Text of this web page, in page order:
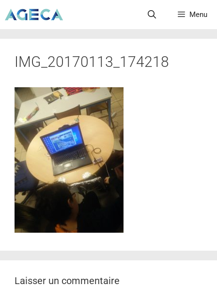
Menu
IMG_20170113_174218
Laisser un commentaire